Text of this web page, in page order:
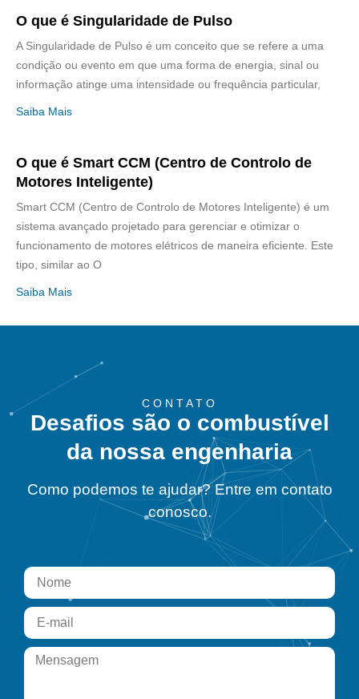
O que é Singularidade de Pulso
A Singularidade de Pulso é um conceito que se refere a uma
condição ou evento em que uma forma de energia, sinal ou
informação atinge uma intensidade ou frequência particular,
Saiba Mais
O que é Smart CCM (Centro de Controlo de
Motores Inteligente)
Smart CCM (Centro de Controlo de Motores Inteligente) é um
sistema avançado projetado para gerenciar e otimizar o
funcionamento de motores elétricos de maneira eficiente. Este
tipo, similar ao O
Saiba Mais
CONTATO
Desafios são o combustível
da nossa engenharia
Como podemos te ajudar? Entre em contato
conosco.